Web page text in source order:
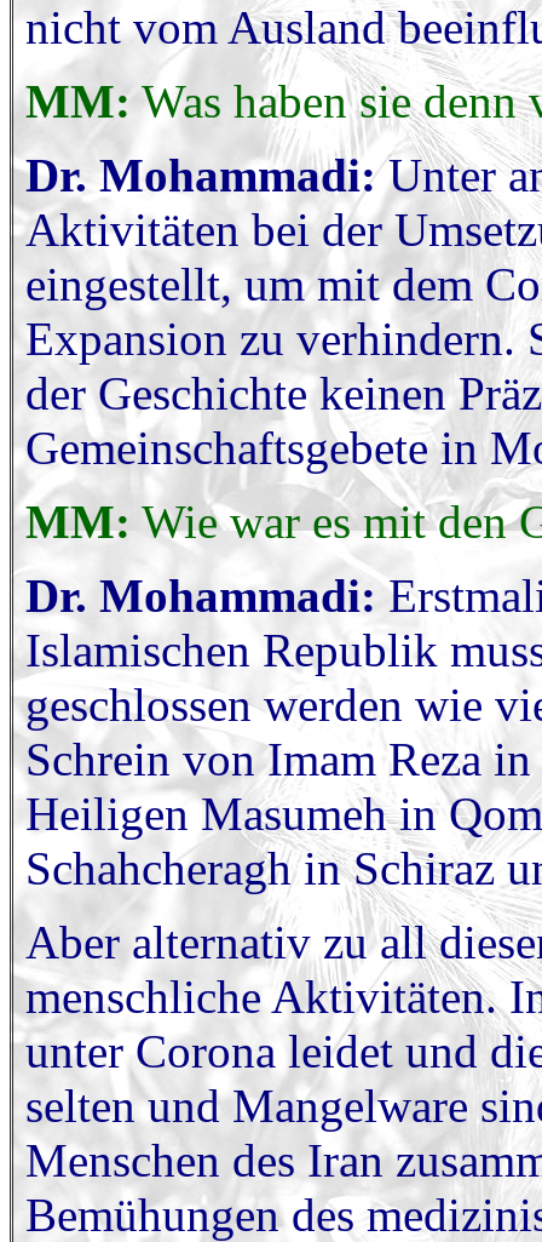
nicht vom Ausland
MM: Was haben sie
Dr. Mohammadi:Unter
Aktivitäten bei der
eingestellt, um mit dem
Expansion zu verhindern.
der Geschichte keinen
Gemeinschaftsgebete in
MM: Wie war es mit den
Dr. Mohammadi:
Islamischen Republik
geschlossen werden wie
Schrein von Imam Reza
Heiligen Masumeh in
Schahcheragh in Schiraz
Aber alternativ zu all
menschliche Aktivitäten.
unter Corona leidet und
selten und Mangelware
Menschen des Iran
Bemühungen des